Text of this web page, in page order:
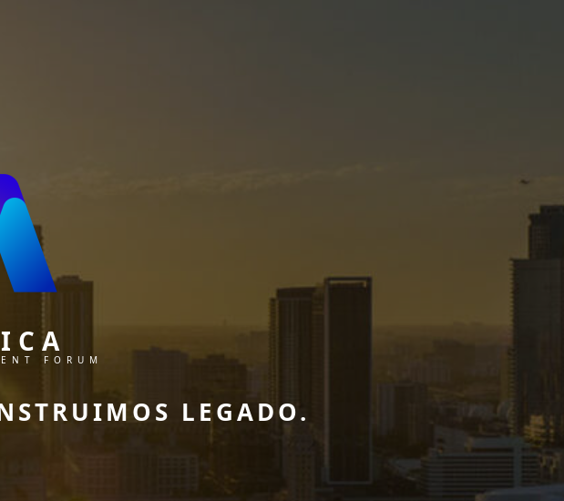
FORUM
LEGADO.